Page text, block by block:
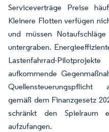
Serviceverträge Preise
Kleinere Flotten verfügen
und müssen
untergraben.
Lastenfahrrad-
aufkommende
Quellensteuerungspflicht
gemäß dem Finanzgesetz
schränkt den Spielraum
aufzufangen.